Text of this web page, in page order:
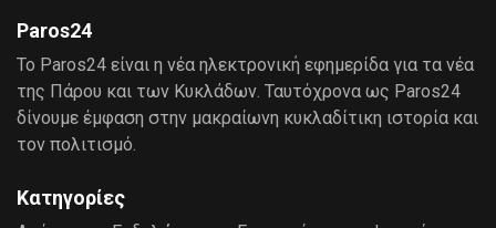
Paros24
Το Paros24 είναι η νέα ηλεκτρονική εφημερίδα για τα νέα
της Πάρου και των Κυκλάδων. Ταυτόχρονα ως Paros24
δίνουμε έμφαση στην μακραίωνη κυκλαδίτικη ιστορία και
τον πολιτισμό.
Κατηγορίες